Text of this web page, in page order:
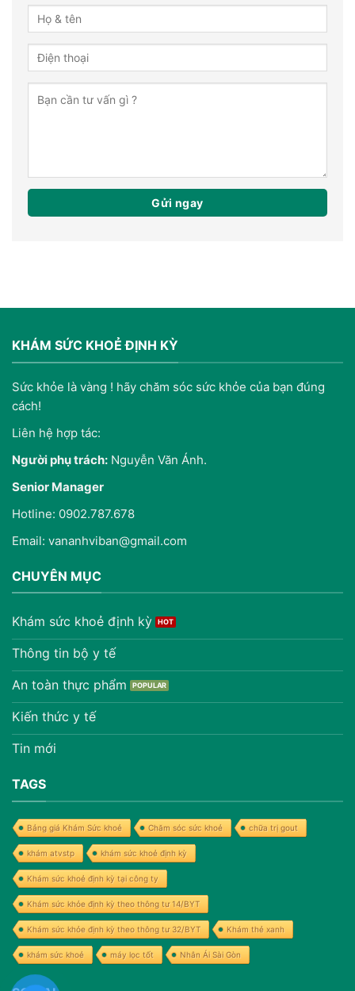
KHÁM SỨC KHOẺ ĐỊNH KỲ
Sức khỏe là vàng ! hãy chăm sóc sức khỏe của bạn đúng
cách!
Liên hệ hợp tác:
Người phụ trách: Nguyễn Văn Ánh.
Senior Manager
Hotline: 0902.787.678
Email: vananhviban@gmail.com
CHUYÊN MỤC
Khám sức khoẻ định kỳ
Thông tin bộ y tế
An toàn thực phẩm
Kiến thức y tế
Tin mới
TAGS
Bảng giá Khám Sức khoẻ Chăm sóc sức khoẻ chữa trị gout
khám atvstp khám sức khoẻ định kỳ
Khám sức khoẻ định kỳ tại công ty
Khám sức khỏe định kỳ theo thông tư 14/BYT
Khám sức khỏe định kỳ theo thông tư 32/BYT Khám thẻ xanh
khám sức khoẻ máy lọc tốt Nhân Ái Sài Gòn